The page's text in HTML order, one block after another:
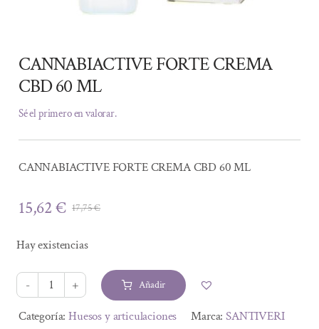
CANNABIACTIVE FORTE CREMA
CBD 60 ML
Sé el primero en valorar.
CANNABIACTIVE FORTE CREMA CBD 60 ML
17,75€El
era:
17,75 €.
15,62€
El
es:
15,62 €.
Hay existencias
CANNABIACTIVE
FORTE
Añadir
Alternative:
Categoría:Huesos y articulaciones Marca:SANTIVERI